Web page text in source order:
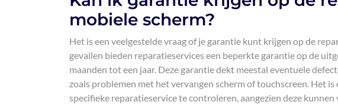
mobiele scherm?
Het is een veelgestelde vraag of je garantie kunt krijgen op de
gevallen bieden reparatieservices een beperkte garantie op de
maanden tot een jaar. Deze garantie dekt meestal eventuele
zoals problemen met het vervangen scherm of touchscreen. Het
specifieke reparatieservice te controleren, aangezien deze